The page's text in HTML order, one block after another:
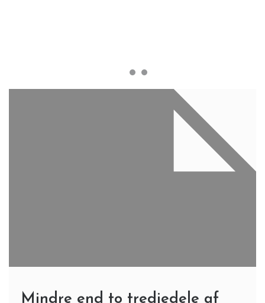
Mindre end to tredjedele af